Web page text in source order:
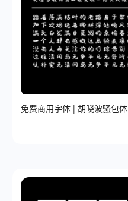
免费商用字体 | 胡晓波骚包体